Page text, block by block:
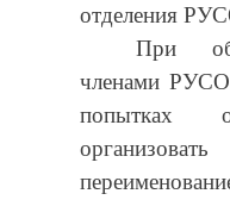
отделения
При
членами
попытках